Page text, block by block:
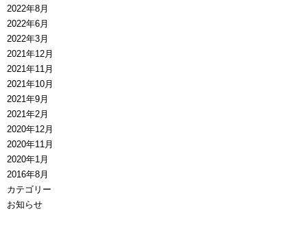
2022年8月
2022年6月
2022年3月
2021年12月
2021年11月
2021年10月
2021年9月
2021年2月
2020年12月
2020年11月
2020年1月
2016年8月
カテゴリー
お知らせ